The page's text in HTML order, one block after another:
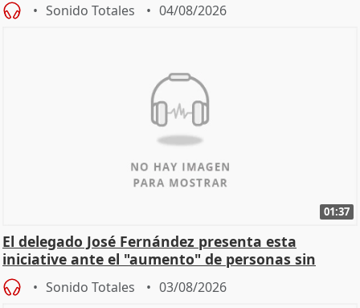
Sonido Totales 04/08/2026
01:37
El delegado José Fernández presenta esta
iniciative ante el "aumento" de personas sin
hogar en Madri
Sonido Totales 03/08/2026